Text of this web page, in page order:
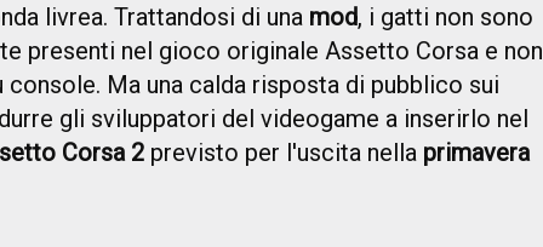
livrea. Trattandosi di una mod, i gatti non sono
presenti nel gioco originale Assetto Corsa e non
Ma una calda risposta di pubblico sui
gli sviluppatori del videogame a inserirlo nel
Corsa 2 previsto per l'uscita nella primavera